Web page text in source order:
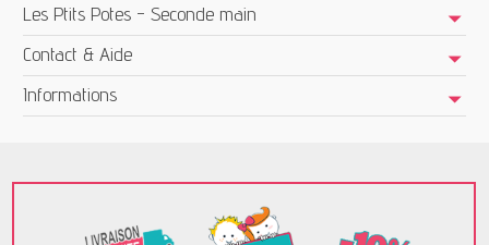
Les Ptits Potes - Seconde main
Contact & Aide
Informations